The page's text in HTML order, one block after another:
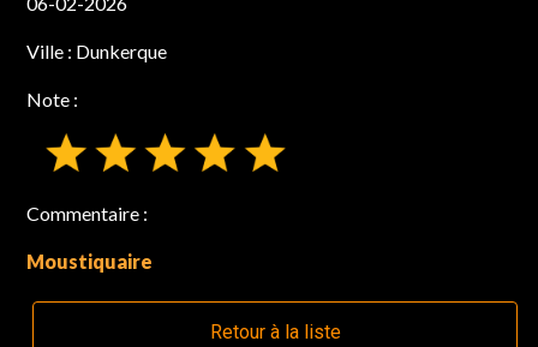
Ville : Dunkerque
Note :
Commentaire :
Moustiquaire
Retour à la liste